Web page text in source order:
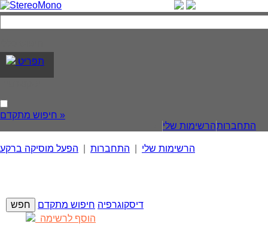
תפריט
חיפוש מתקדם »
התחברותהרשימות שלי
הרשימות שלי התחברות הפעל מוסיקה ברקע
דיסקוגרפיה חיפוש מתקדם
הוסף לרשימה